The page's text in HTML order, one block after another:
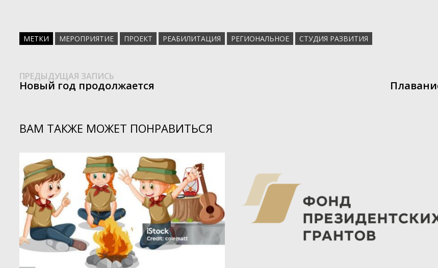
МЕТКИ МЕРОПРИЯТИЕ ПРОЕКТ РЕАБИЛИТАЦИЯ РЕГИОНАЛЬНОЕ СТУДИЯ РАЗВИТИЯ
Навигация
ПРЕДЫДУЩАЯ ЗАПИСЬ
запись:
Новый год продолжается
ВАМ ТАКЖЕ МОЖЕТ ПОНРАВИТЬСЯ